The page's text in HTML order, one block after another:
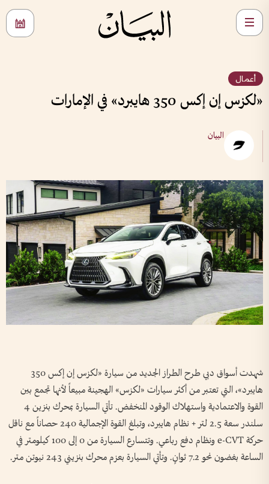
أعمال
«لكزس إن إكس 350 هايبرد» في الإمارات
البيان
شهدت أسواق دبي طرح الطراز الجديد من سيارة «لكزس إن إكس 350
هايبرد»، التي تعتبر من أكثر سيارات «لكزس» الهجينة مبيعاً لأنها تجمع بين
القوة والاعتمادية واستهلاك الوقود المنخفض. تأتي السيارة بمحرك بنزين 4
سلندر سعة 2.5 لتر + نظام هايبرد، وتبلغ القوة الإجمالية 240 حصاناً مع ناقل
حركة e-CVT ونظام دفع رباعي. وتتسارع السيارة من 0 إلى 100 كيلومتر في
الساعة بغضون نحو 7.2 ثوانٍ. وتأتي السيارة بعزم محرك بنزيني 243 نيوتن متر.